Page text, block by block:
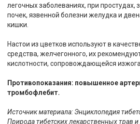
легочных заболеваниях, при простудах,
почек, язвенной болезни желудка и
кишки.
Настои из цветков используют в
средства, желчегонного, их
кислотности, сопровождающейся
Противопоказания: повышенное
тромбофлебит.
Источник материала: Энциклопедия
Природа тибетских лекарственных трав и